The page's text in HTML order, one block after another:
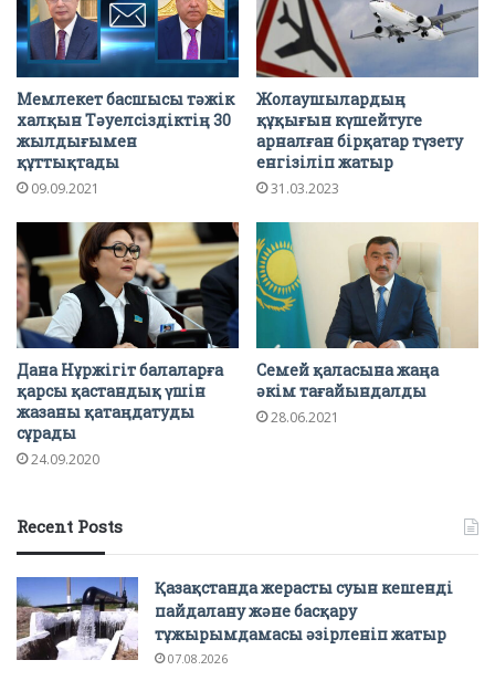
Мемлекет басшысы тәжік
халқын Тәуелсіздіктің 30
жылдығымен
құттықтады
09.09.2021
Жолаушылардың
құқығын күшейтуге
арналған бірқатар түзету
енгізіліп жатыр
31.03.2023
Дана Нұржігіт балаларға
қарсы қастандық үшін
жазаны қатаңдатуды
сұрады
24.09.2020
Семей қаласына жаңа
әкім тағайындалды
28.06.2021
Recent Posts
Қазақстанда жерасты суын кешенді
пайдалану және басқару
тұжырымдамасы әзірленіп жатыр
07.08.2026